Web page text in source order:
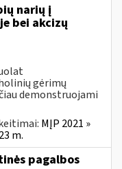
narių į
bei akcizų
gėrimų
demonstruojami
MĮP 2021 »
m.
pagalbos